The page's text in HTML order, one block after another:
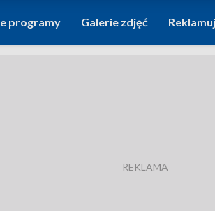
programy Galerie zdjęć